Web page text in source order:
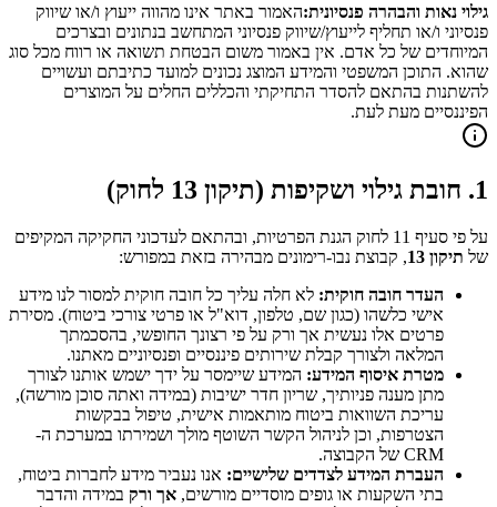
גילוי נאות והבהרה פנסיונית:האמור באתר אינו מהווה ייעוץ ו/או שיווק
פנסיוני ו/או תחליף לייעוץ/שיווק פנסיוני המתחשב בנתונים ובצרכים
המיוחדים של כל אדם. אין באמור משום הבטחת תשואה או רווח מכל סוג
שהוא. התוכן המשפטי והמידע המוצג נכונים למועד כתיבתם ועשויים
להשתנות בהתאם להסדר התחיקתי והכללים החלים על המוצרים
הפיננסיים מעת לעת.
1. חובת גילוי ושקיפות (תיקון 13 לחוק)
על פי סעיף 11 לחוק הגנת הפרטיות, ובהתאם לעדכוני החקיקה המקיפים
של תיקון 13
, קבוצת נבו-רימונים מבהירה בזאת במפורש:
העדר חובה חוקית: לא חלה עליך כל חובה חוקית למסור לנו מידע
אישי כלשהו (כגון שם, טלפון, דוא"ל או פרטי צורכי ביטוח). מסירת
פרטים אלו נעשית אך ורק על פי רצונך החופשי, בהסכמתך
המלאה ולצורך קבלת שירותים פיננסיים ופנסיוניים מאתנו.
מטרת איסוף המידע: המידע שיימסר על ידך ישמש אותנו לצורך
מתן מענה פניותיך, שריון חדר ישיבות (במידה ואתה סוכן מורשה),
עריכת השוואות ביטוח מותאמות אישית, טיפול בבקשות
הצטרפות, וכן לניהול הקשר השוטף מולך ושמירתו במערכת ה-
CRM של הקבוצה.
העברת המידע לצדדים שלישיים: אנו נעביר מידע לחברות ביטוח,
בתי השקעות או גופים מוסדיים מורשים, אך ורק במידה והדבר